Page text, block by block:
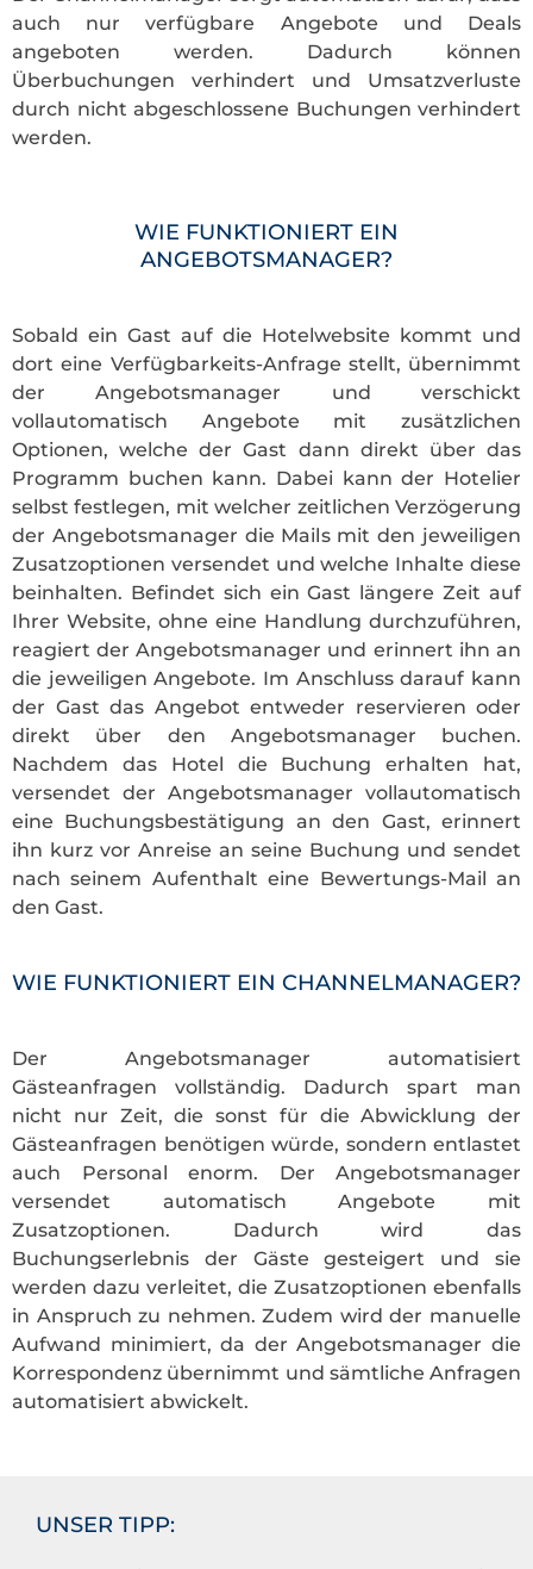
auch nur verfügbare Angebote und Deals
angeboten werden. Dadurch können
Überbuchungen verhindert und Umsatzverluste
durch nicht abgeschlossene Buchungen verhindert
werden.
WIE FUNKTIONIERT EIN
ANGEBOTSMANAGER?
Sobald ein Gast auf die Hotelwebsite kommt und
dort eine Verfügbarkeits-Anfrage stellt, übernimmt
der Angebotsmanager und verschickt
vollautomatisch Angebote mit zusätzlichen
Optionen, welche der Gast dann direkt über das
Programm buchen kann. Dabei kann der Hotelier
selbst festlegen, mit welcher zeitlichen Verzögerung
der Angebotsmanager die Mails mit den jeweiligen
Zusatzoptionen versendet und welche Inhalte diese
beinhalten. Befindet sich ein Gast längere Zeit auf
Ihrer Website, ohne eine Handlung durchzuführen,
reagiert der Angebotsmanager und erinnert ihn an
die jeweiligen Angebote. Im Anschluss darauf kann
der Gast das Angebot entweder reservieren oder
direkt über den Angebotsmanager buchen.
Nachdem das Hotel die Buchung erhalten hat,
versendet der Angebotsmanager vollautomatisch
eine Buchungsbestätigung an den Gast, erinnert
ihn kurz vor Anreise an seine Buchung und sendet
nach seinem Aufenthalt eine Bewertungs-Mail an
den Gast.
WIE FUNKTIONIERT EIN CHANNELMANAGER?
Der Angebotsmanager automatisiert
Gästeanfragen vollständig. Dadurch spart man
nicht nur Zeit, die sonst für die Abwicklung der
Gästeanfragen benötigen würde, sondern entlastet
auch Personal enorm. Der Angebotsmanager
versendet automatisch Angebote mit
Zusatzoptionen. Dadurch wird das
Buchungserlebnis der Gäste gesteigert und sie
werden dazu verleitet, die Zusatzoptionen ebenfalls
in Anspruch zu nehmen. Zudem wird der manuelle
Aufwand minimiert, da der Angebotsmanager die
Korrespondenz übernimmt und sämtliche Anfragen
automatisiert abwickelt.
UNSER TIPP: